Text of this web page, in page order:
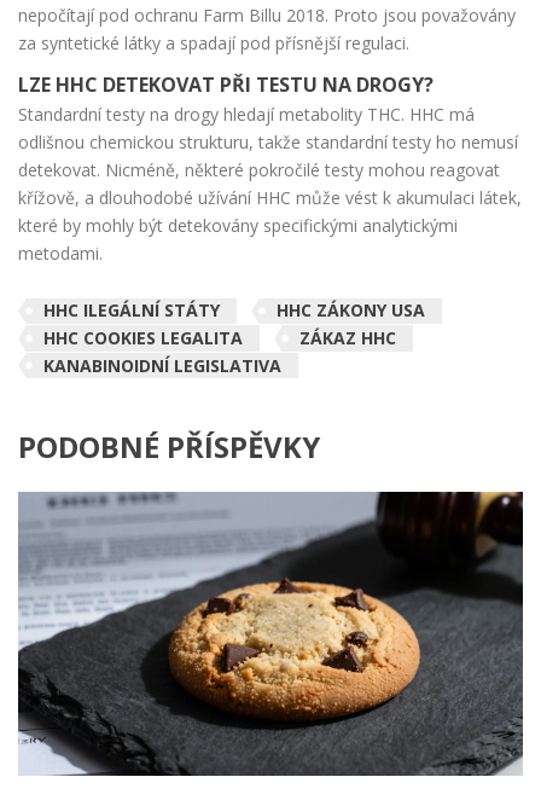
nepočítají pod ochranu Farm Billu 2018. Proto jsou považovány
za syntetické látky a spadají pod přísnější regulaci.
LZE HHC DETEKOVAT PŘI TESTU NA DROGY?
Standardní testy na drogy hledají metabolity THC. HHC má
odlišnou chemickou strukturu, takže standardní testy ho nemusí
detekovat. Nicméně, některé pokročilé testy mohou reagovat
křížově, a dlouhodobé užívání HHC může vést k akumulaci látek,
které by mohly být detekovány specifickými analytickými
metodami.
HHC ILEGÁLNÍ STÁTY
HHC ZÁKONY USA
HHC COOKIES LEGALITA
ZÁKAZ HHC
KANABINOIDNÍ LEGISLATIVA
PODOBNÉ PŘÍSPĚVKY